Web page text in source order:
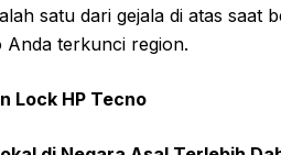
satu dari gejala di atas saat
Anda terkunci region.
Lock HP Tecno